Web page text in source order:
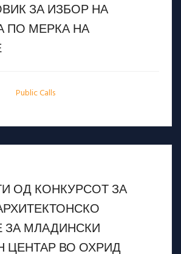
ЗА ИЗБОР НА
ПО МЕРКА НА
Public Calls
ОД КОНКУРСОТ ЗА
ЗА МЛАДИНСКИ
ЦЕНТАР ВО ОХРИД